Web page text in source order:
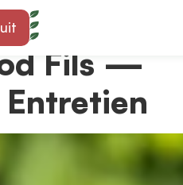
Rolle
Fils —